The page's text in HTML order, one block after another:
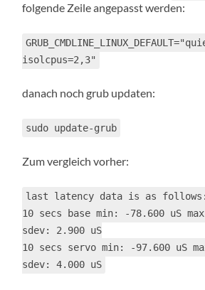
folgende Zeile angepasst werden:
isolcpus=2,3"
danach noch grub updaten:
sudo update-grub
Zum vergleich vorher:
last latency data is as
10 secs base min: -78.600 uS
sdev: 2.900 uS
10 secs servo min: -97.600 uS
sdev: 4.000 uS